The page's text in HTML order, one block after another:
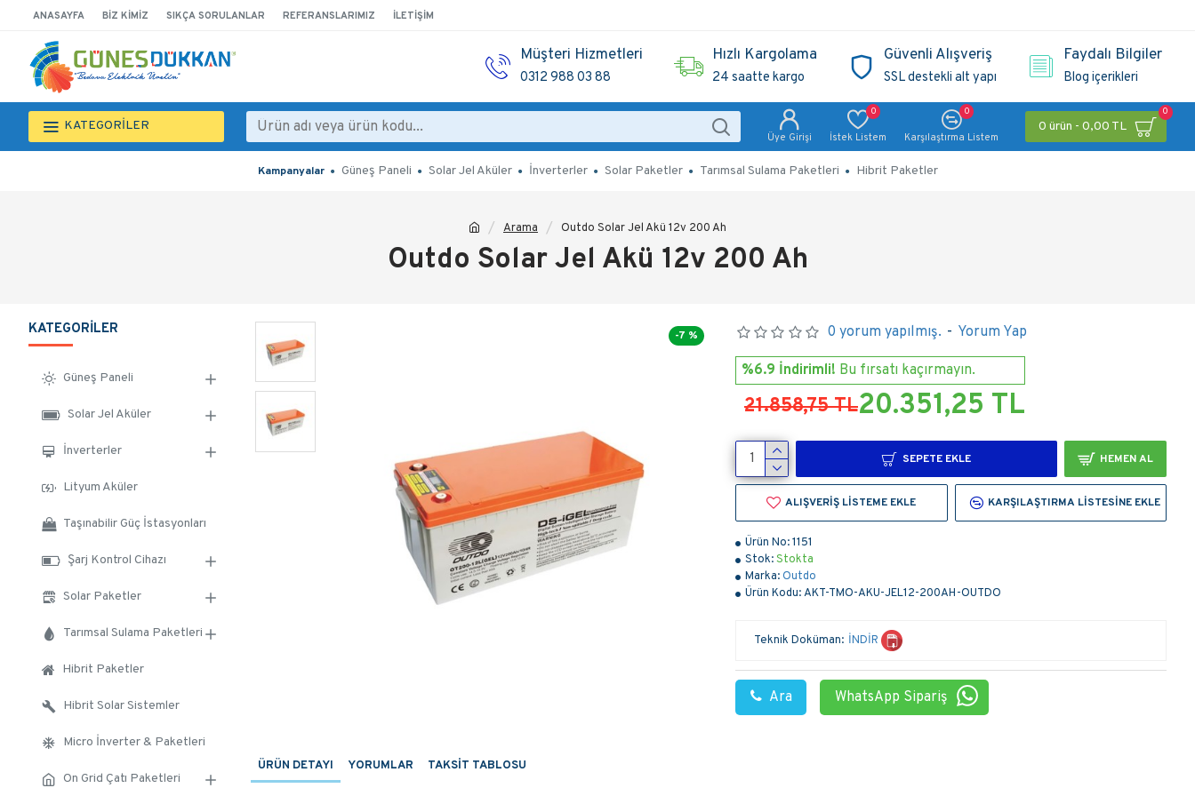
ANASAYFA BIZ KIMIZ SIKÇA SORULANLAR REFERANSLARIMIZ İLETIŞIM
Müşteri Hizmetleri
0312 988 03 88
Hızlı Kargolama
24 saatte kargo
Güvenli Alışveriş
SSL destekli alt yapı
Faydalı Bilgiler
Blog içerikleri
KATEGORİLER
Üye Girişi İstek Listem
0
Karşılaştırma Listem
0
0 ürün - 0,00 TL
0
Kampanyalar Güneş Paneli Solar Jel Aküler İnverterler Solar Paketler Tarımsal Sulama Paketleri Hibrit Paketler
Arama Outdo Solar Jel Akü 12v 200 Ah
Outdo Solar Jel Akü 12v 200 Ah
KATEGORILER
Güneş Paneli
Solar Jel Aküler
İnverterler
Lityum Aküler
Taşınabilir Güç İstasyonları
Şarj Kontrol Cihazı
Solar Paketler
Tarımsal Sulama Paketleri
Hibrit Paketler
Hibrit Solar Sistemler
Micro İnverter & Paketleri
On Grid Çatı Paketleri
-7 %
Ürün No:1151
Stok:Stokta
Marka:Outdo
Ürün Kodu:AKT-TMO-AKU-JEL12-200AH-OUTDO
Teknik Doküman: İNDİR
Ara WhatsApp Sipariş
0 yorum yapılmış. - Yorum Yap
%6.9 İndirimli! Bu fırsatı kaçırmayın.
21.858,75 TL20.351,25 TL
SEPETE EKLE HEMEN AL
ALIŞVERIŞ LISTEME EKLE KARŞILAŞTIRMA LISTESINE EKLE
ÜRÜN DETAYI YORUMLAR TAKSIT TABLOSU